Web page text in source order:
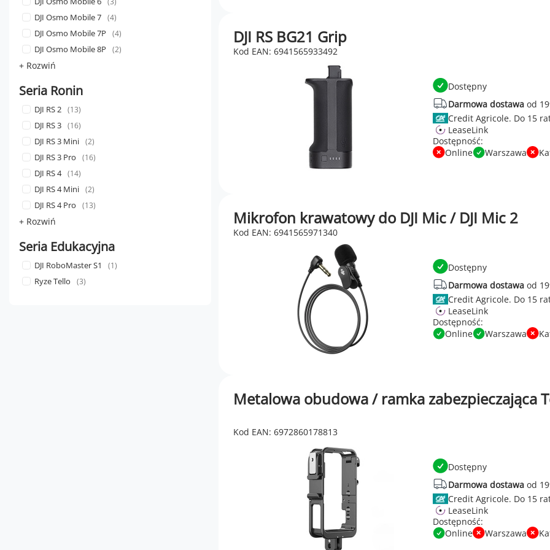
DJI Osmo Mobile 7 4
DJI Osmo Mobile 7P 4
DJI Osmo Mobile 8P 2
+ Rozwiń
Seria Ronin
DJI RS 2 13
DJI RS 3 16
DJI RS 3 Mini 2
DJI RS 3 Pro 16
DJI RS 4 14
DJI RS 4 Mini 2
DJI RS 4 Pro 13
+ Rozwiń
Seria Edukacyjna
DJI RoboMaster S1 1
Ryze Tello 3
DJI RS BG21 Grip
Kod EAN: 6941565933492
Dostępny
Darmowa dostawaod
Credit Agricole.
LeaseLink
Dostępność:
Online
Warszawa
Mikrofon krawatowy do DJI Mic / DJI Mic 2
Kod EAN: 6941565971340
Dostępny
Darmowa dostawaod
Credit Agricole.
LeaseLink
Dostępność:
Online
Warszawa
Metalowa obudowa / ramka zabezpieczająca
Kod EAN: 6972860178813
Dostępny
Darmowa dostawaod
Credit Agricole.
LeaseLink
Dostępność:
Online
Warszawa